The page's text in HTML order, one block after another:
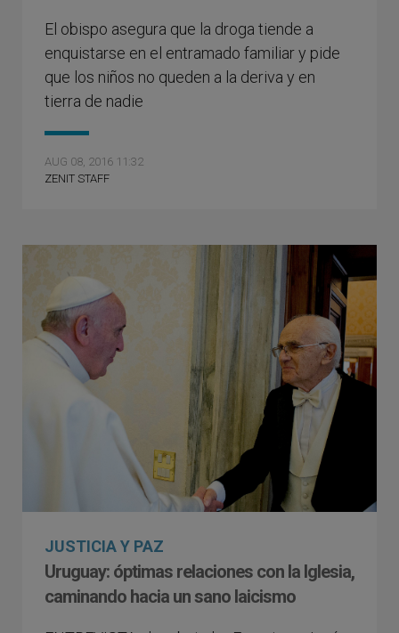
El obispo asegura que la droga tiende a
enquistarse en el entramado familiar y pide
que los niños no queden a la deriva y en
tierra de nadie
AUG 08, 2016 11:32
ZENIT STAFF
JUSTICIA Y PAZ
Uruguay: óptimas relaciones con la Iglesia,
caminando hacia un sano laicismo